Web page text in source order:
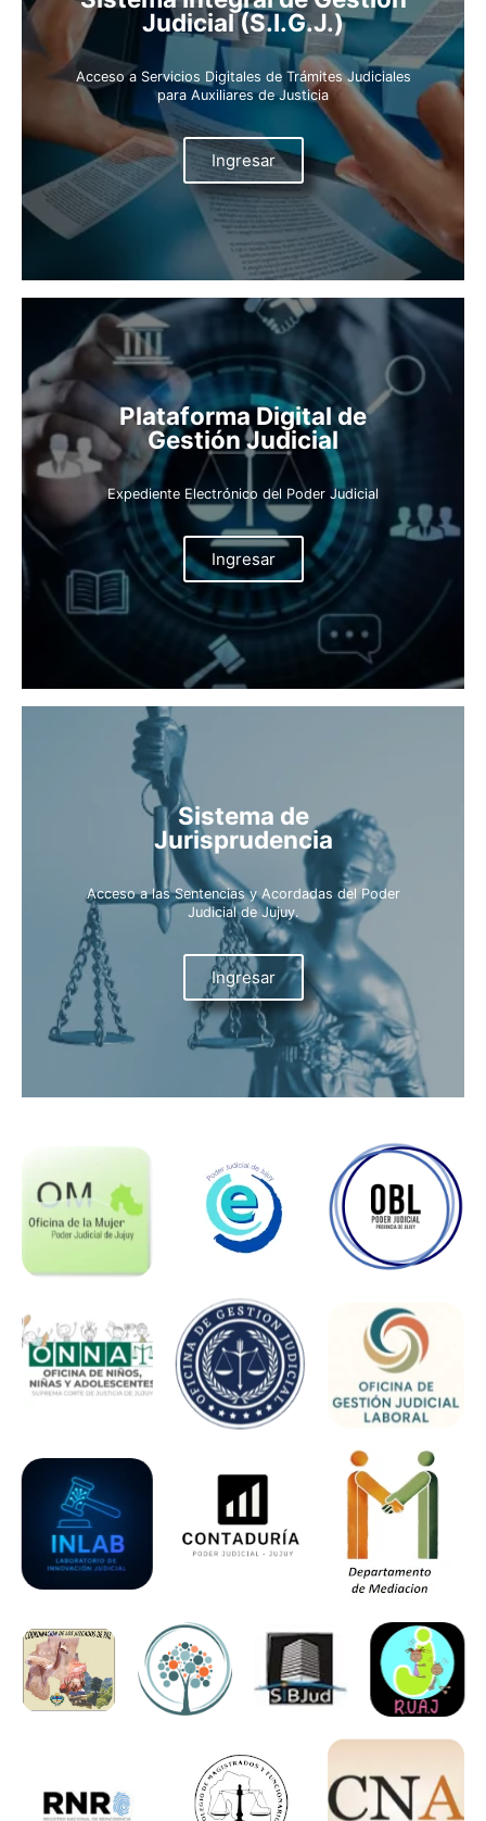
Judicial (S.I.G.J.)
Acceso a Servicios Digitales de Trámites Judiciales
para Auxiliares de Justicia
Ingresar
Plataforma Digital de
Gestión Judicial
Expediente Electrónico del Poder Judicial
Ingresar
Sistema de
Jurisprudencia
Acceso a las Sentencias y Acordadas del Poder
Judicial de Jujuy.
Ingresar